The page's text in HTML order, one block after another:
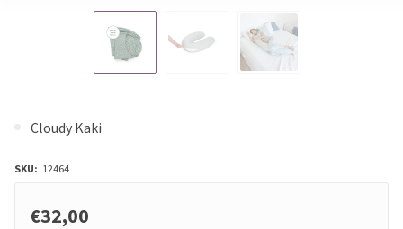
Cloudy Kaki
SKU: 12464
€32,00